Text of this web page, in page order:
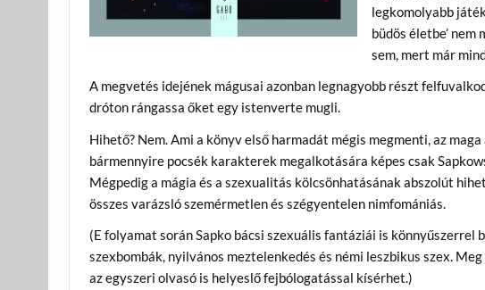
legkomolyabb
büdös életbe’
sem, mert már
A megvetés idejének mágusai azonban legnagyobb részt
dróton rángassa őket egy istenverte mugli.
Hihető? Nem. Ami a könyv első harmadát mégis megmenti, az
bármennyire pocsék karakterek megalkotására képes csak
Mégpedig a mágia és a szexualitás kölcsönhatásának abszolút
összes varázsló szemérmetlen és szégyentelen nimfomániás.
(E folyamat során Sapko bácsi szexuális fantáziái is könnyűszerrel
szexbombák, nyilvános meztelenkedés és némi leszbikus szex.
az egyszeri olvasó is helyeslő fejbólogatással kísérhet.)